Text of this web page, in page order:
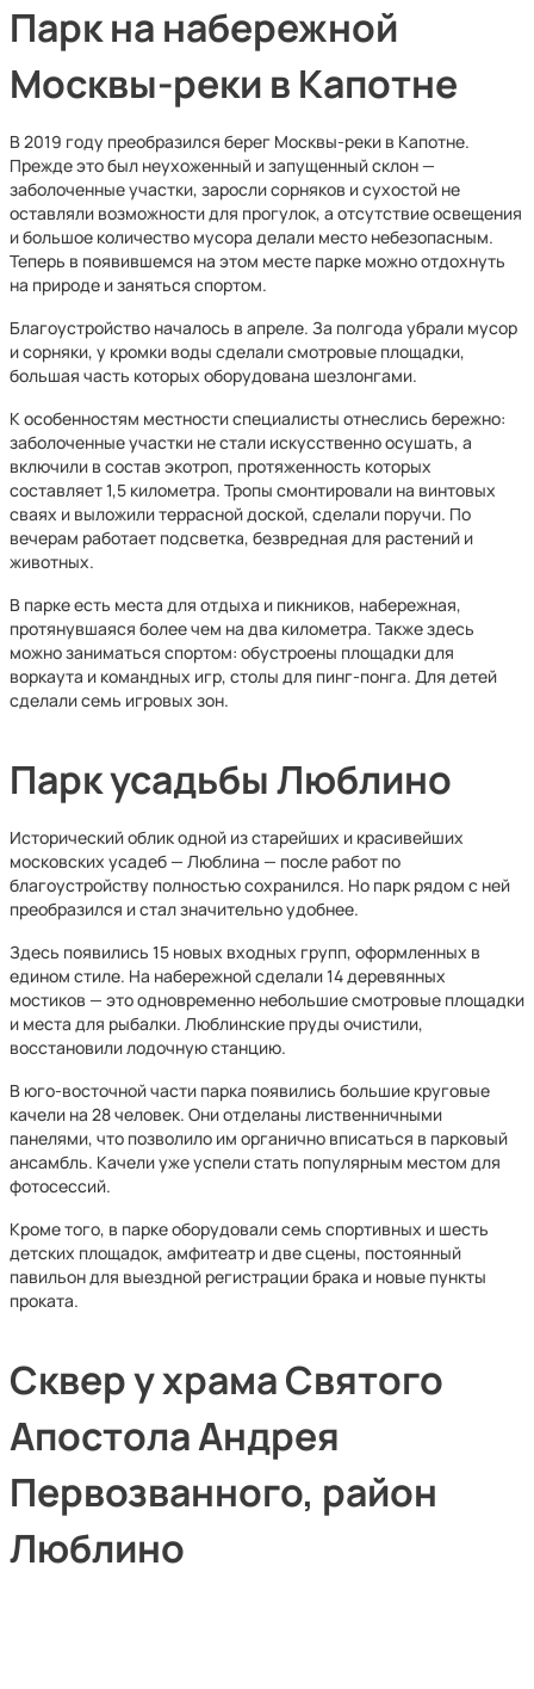
Парк на набережной
Москвы-реки в Капотне
В 2019 году преобразился берег Москвы-реки в Капотне.
Прежде это был неухоженный и запущенный склон —
заболоченные участки, заросли сорняков и сухостой не
оставляли возможности для прогулок, а отсутствие освещения
и большое количество мусора делали место небезопасным.
Теперь в появившемся на этом месте парке можно отдохнуть
на природе и заняться спортом.
Благоустройство началось в апреле. За полгода убрали мусор
и сорняки, у кромки воды сделали смотровые площадки,
большая часть которых оборудована шезлонгами.
К особенностям местности специалисты отнеслись бережно:
заболоченные участки не стали искусственно осушать, а
включили в состав экотроп, протяженность которых
составляет 1,5 километра. Тропы смонтировали на винтовых
сваях и выложили террасной доской, сделали поручи. По
вечерам работает подсветка, безвредная для растений и
животных.
В парке есть места для отдыха и пикников, набережная,
протянувшаяся более чем на два километра. Также здесь
можно заниматься спортом: обустроены площадки для
воркаута и командных игр, столы для пинг-понга. Для детей
сделали семь игровых зон.
Парк усадьбы Люблино
Исторический облик одной из старейших и красивейших
московских усадеб — Люблина — после работ по
благоустройству полностью сохранился. Но парк рядом с ней
преобразился и стал значительно удобнее.
Здесь появились 15 новых входных групп, оформленных в
едином стиле. На набережной сделали 14 деревянных
мостиков — это одновременно небольшие смотровые площадки
и места для рыбалки. Люблинские пруды очистили,
восстановили лодочную станцию.
В юго-восточной части парка появились большие круговые
качели на 28 человек. Они отделаны лиственничными
панелями, что позволило им органично вписаться в парковый
ансамбль. Качели уже успели стать популярным местом для
фотосессий.
Кроме того, в парке оборудовали семь спортивных и шесть
детских площадок, амфитеатр и две сцены, постоянный
павильон для выездной регистрации брака и новые пункты
проката.
Сквер у храма Святого
Апостола Андрея
Первозванного, район
Люблино